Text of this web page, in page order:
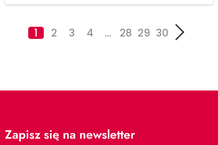
1 2 3 4 … 28 29 30
Zapisz się na newsletter